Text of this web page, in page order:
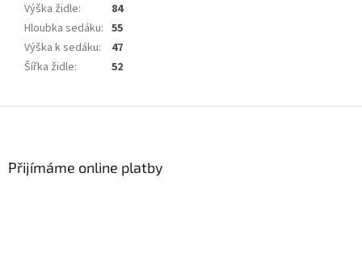
Výška židle:
84
Hloubka sedáku: 55
Výška k sedáku:
47
Šířka židle: 52
Přijímáme online platby